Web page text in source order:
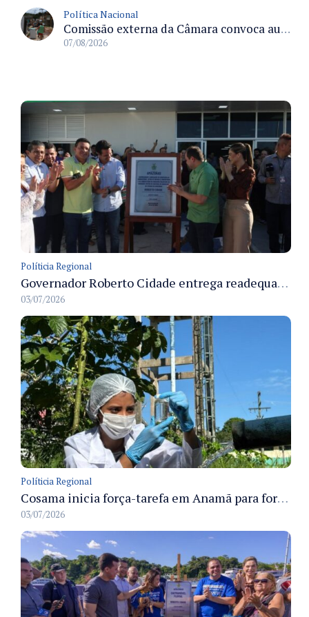
Política Nacional
Comissão externa da Câmara convoca audiência pública sobre chuvas na Zona da Mata de Minas Gerais e impactos em Juiz de Fora
07/08/2026
Políticia Regional
Governador Roberto Cidade entrega readequação do ambulatório da FCecon e amplia capacidade de atendimento oncológico em Manaus
03/07/2026
Políticia Regional
Cosama inicia força-tarefa em Anamã para fortalecer abastecimento de água e segurança hídrica da população
03/07/2026